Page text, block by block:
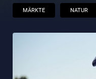
MÄRKTE NATUR